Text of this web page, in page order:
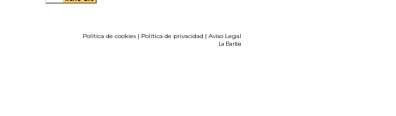
Política de cookies | Política de privacidad |Aviso Legal
La Barba